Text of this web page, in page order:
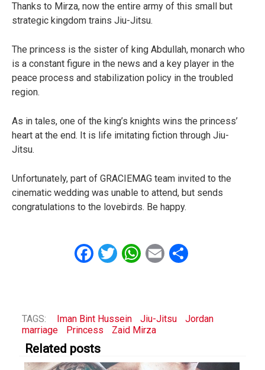
Thanks to Mirza, now the entire army of this small but
strategic kingdom trains Jiu-Jitsu.
The princess is the sister of king Abdullah, monarch who
is a constant figure in the news and a key player in the
peace process and stabilization policy in the troubled
region.
As in tales, one of the king’s knights wins the princess’
heart at the end. It is life imitating fiction through Jiu-
Jitsu.
Unfortunately, part of GRACIEMAG team invited to the
cinematic wedding was unable to attend, but sends
congratulations to the lovebirds. Be happy.
Facebook
Twitter
WhatsApp
EmailShare
TAGS: Iman Bint Hussein Jiu-Jitsu
Jordan
marriage
Princess Zaid Mirza
Related posts